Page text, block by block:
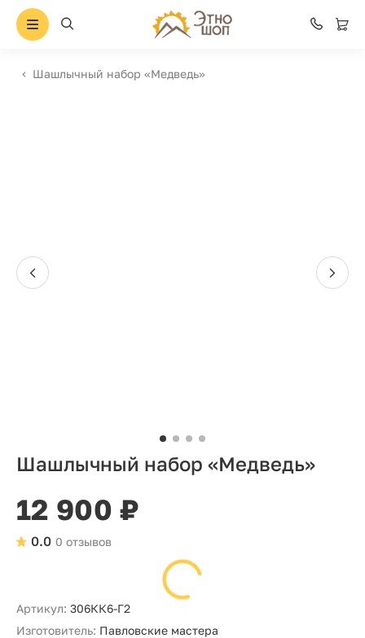
Шашлычный набор «Медведь»
Шашлычный набор «Медведь»
12 900 ₽
0 отзывов
0.0
Артикул: 306КК6-Г2
Изготовитель: Павловские мастера